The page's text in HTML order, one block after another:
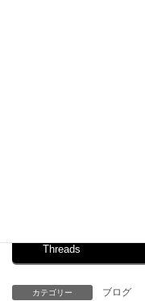
Threads
カテゴリー ブログ